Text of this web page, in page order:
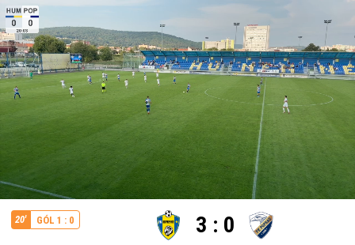
Unmute Loaded
100.00%
20' GÓL 1 : 0 3 : 0